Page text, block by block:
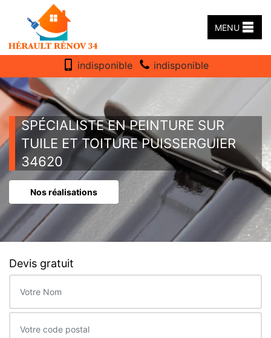
MENU
indisponible indisponible
SPÉCIALISTE EN PEINTURE SUR
TUILE ET TOITURE PUISSERGUIER
34620
Nos réalisations
Devis gratuit